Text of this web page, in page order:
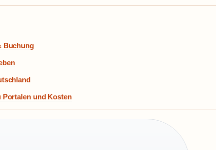
Buchung
Portalen und Kosten